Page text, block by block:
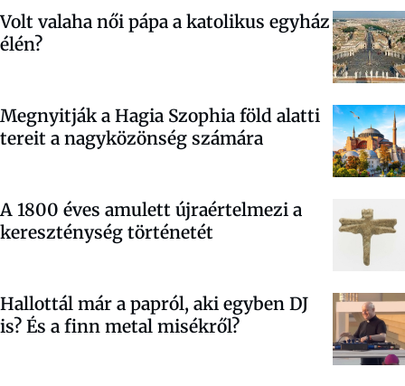
Volt valaha női pápa a katolikus egyház
élén?
Megnyitják a Hagia Szophia föld alatti
tereit a nagyközönség számára
A 1800 éves amulett újraértelmezi a
kereszténység történetét
Hallottál már a papról, aki egyben DJ
is? És a finn metal misékről?